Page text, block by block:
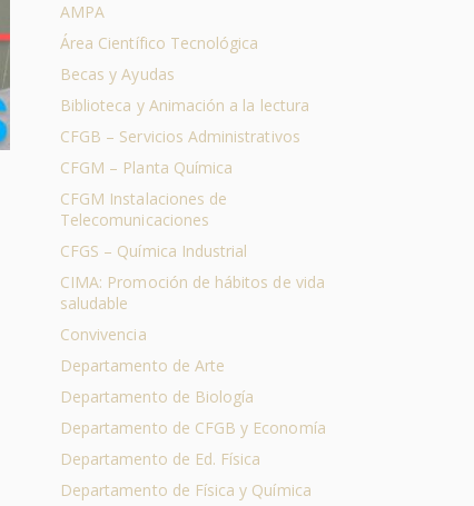
AMPA
Área Científico Tecnológica
Becas y Ayudas
Biblioteca y Animación a la lectura
CFGB – Servicios Administrativos
CFGM – Planta Química
CFGM Instalaciones de
Telecomunicaciones
CFGS – Química Industrial
CIMA: Promoción de hábitos de vida
saludable
Convivencia
Departamento de Arte
Departamento de Biología
Departamento de CFGB y Economía
Departamento de Ed. Física
Departamento de Física y Química